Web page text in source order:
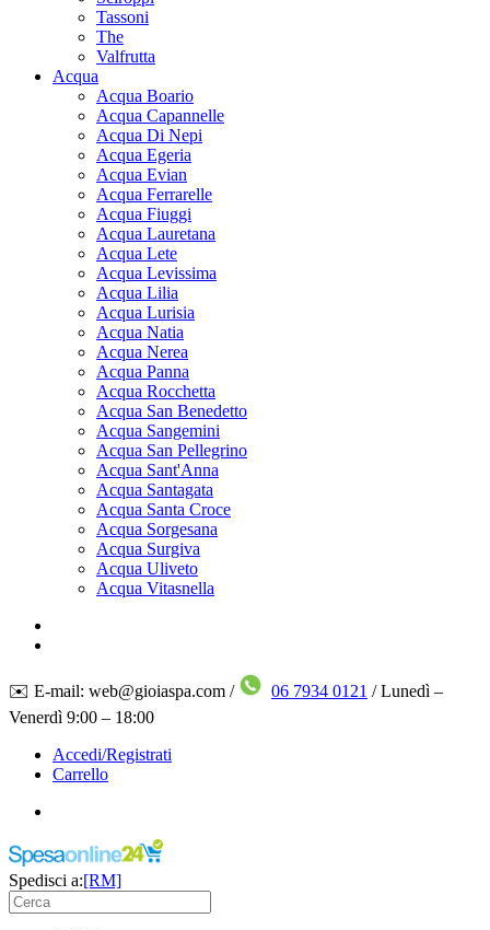
Tassoni
The
Valfrutta
Acqua
Acqua Boario
Acqua Capannelle
Acqua Di Nepi
Acqua Egeria
Acqua Evian
Acqua Ferrarelle
Acqua Fiuggi
Acqua Lauretana
Acqua Lete
Acqua Levissima
Acqua Lilia
Acqua Lurisia
Acqua Natia
Acqua Nerea
Acqua Panna
Acqua Rocchetta
Acqua San Benedetto
Acqua Sangemini
Acqua San Pellegrino
Acqua Sant'Anna
Acqua Santagata
Acqua Santa Croce
Acqua Sorgesana
Acqua Surgiva
Acqua Uliveto
Acqua Vitasnella
✉️ E-mail: web@gioiaspa.com / 06 7934 0121 / Lunedì –
Venerdì 9:00 – 18:00
Accedi/Registrati
Carrello
Spedisci a:[RM]